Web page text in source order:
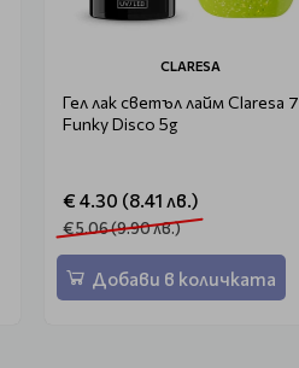
CLARESA
Гел лак светъл лайм Claresa 7
Funky Disco 5g
€ 4.30 (8.41 лв.)
€ 5.06 (9.90 лв.)
Добави в количката